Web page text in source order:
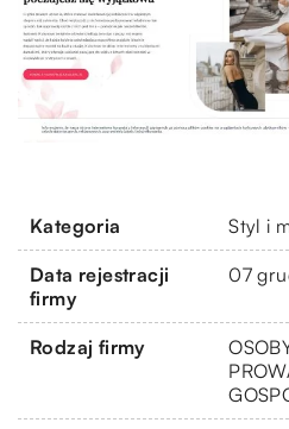
Kategoria Styl i
Data rejestracji
firmy
07
Rodzaj firmy